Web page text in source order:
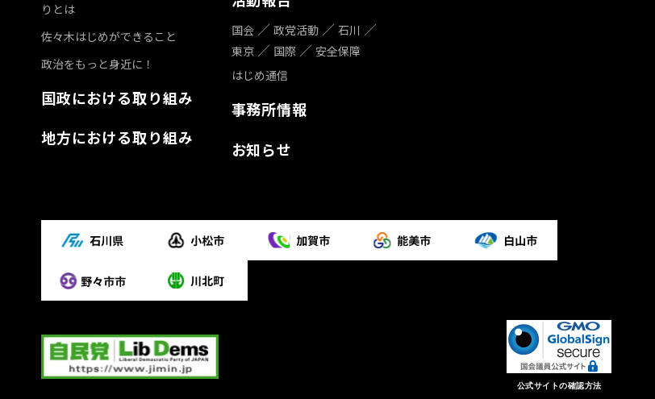
りとは
佐々木はじめができること
政治をもっと身近に！
国政における取り組み
地方における取り組み
国会 政党活動
石川
東京
国際
安全保障
はじめ通信
事務所情報
お知らせ
公式サイトの確認方法